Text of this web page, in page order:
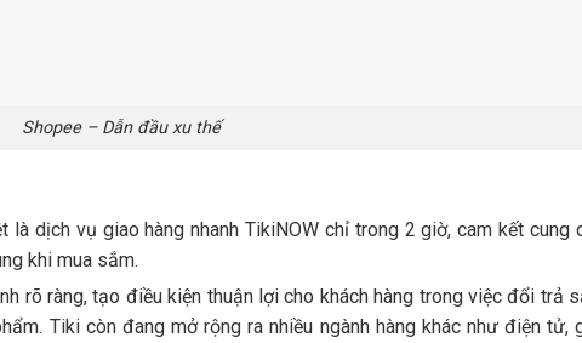
Shopee – Dẫn đầu xu thế
dịch vụ giao hàng nhanh TikiNOW chỉ trong 2 giờ, cam kết cung
khi mua sắm.
rõ ràng, tạo điều kiện thuận lợi cho khách hàng trong việc đổi trả
Tiki còn đang mở rộng ra nhiều ngành hàng khác như điện tử,